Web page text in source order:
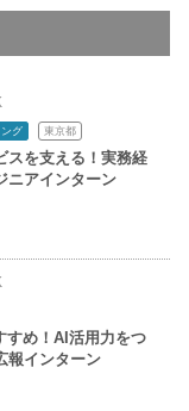
グ 東京都
スを支える！実務経
ニアインターン
すめ！AI活用力をつ
報インターン